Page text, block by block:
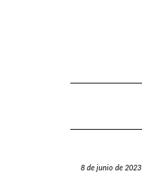
8 de junio de 2023